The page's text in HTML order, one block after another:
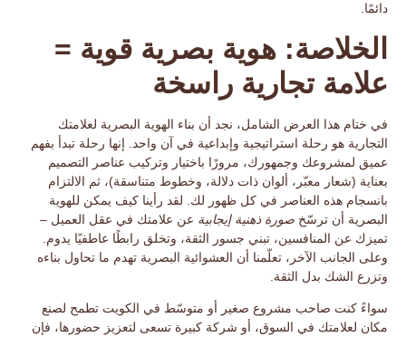
دائمًا.
الخلاصة: هوية بصرية قوية =
علامة تجارية راسخة
في ختام هذا العرض الشامل، نجد أن بناء الهوية البصرية لعلامتك
التجارية هو رحلة استراتيجية وإبداعية في آن واحد. إنها رحلة تبدأ بفهم
عميق لمشروعك وجمهورك، مرورًا باختيار وتركيب عناصر التصميم
بعناية (شعار معبّر، ألوان ذات دلالة، وخطوط متناسقة)، ثم الالتزام
بانسجام هذه العناصر في كل ظهور لك. لقد رأينا كيف يمكن للهوية
البصرية أن ترسّخ صورة ذهنية إيجابية عن علامتك في عقل العميل –
تميزك عن المنافسين، تبني جسور الثقة، وتخلق رابطًا عاطفيًا يدوم.
وعلى الجانب الآخر، تعلّمنا أن العشوائية البصرية تهدم ما تحاول بناءه
وتزرع الشك بدل الثقة.
سواءً كنت صاحب مشروع صغير أو متوسّط في الكويت تطمح لصنع
مكان لعلامتك في السوق، أو شركة كبيرة تسعى لتعزيز حضورها، فإن